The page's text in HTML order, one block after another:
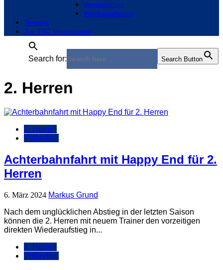
Vereinsleben
Wettkampfsport
Termine
Zur TSC Vereinsseite
Search for: Search Button
2. Herren
2. Herren
Volleyball
Achterbahnfahrt mit Happy End für 2.
Herren
6. März 2024 Markus Grund
Nach dem unglücklichen Abstieg in der letzten Saison
können die 2. Herren mit neuem Trainer den vorzeitigen
direkten Wiederaufstieg in...
2. Herren
Volleyball